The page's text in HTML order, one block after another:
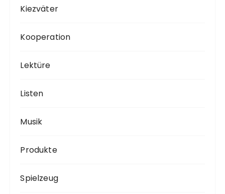
Kiezväter
Kooperation
Lektüre
Listen
Musik
Produkte
Spielzeug